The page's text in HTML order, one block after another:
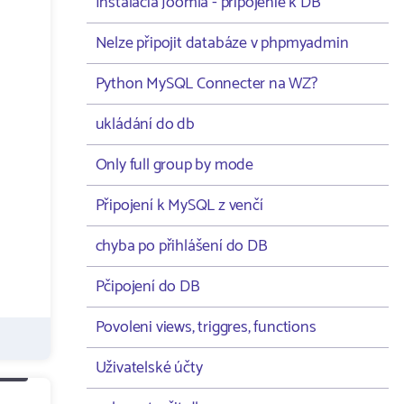
Nelze připojit databáze v phpmyadmin
Python MySQL Connecter na WZ?
ukládání do db
Only full group by mode
Připojení k MySQL z venčí
chyba po přihlášení do DB
Pčipojení do DB
Povoleni views, triggres, functions
Uživatelské účty